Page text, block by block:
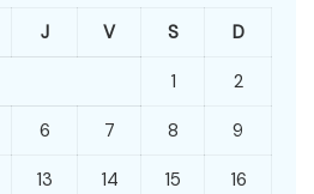
J V S D
1 2
6 7 8 9
13 14 15 16